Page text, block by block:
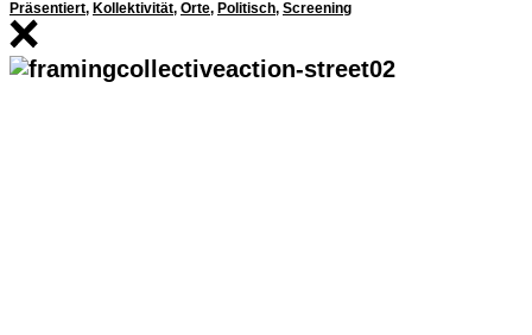
Präsentiert, Kollektivität, Orte, Politisch, Screening